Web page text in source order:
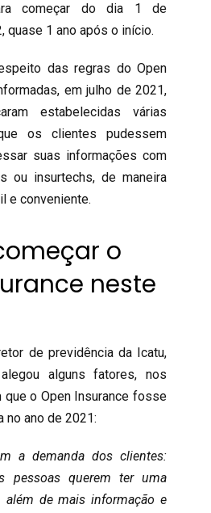
começar do dia 1 de
quase 1 ano após o início.
das regras do Open
em julho de 2021,
estabelecidas várias
os clientes pudessem
suas informações com
ou insurtechs, de maneira
e conveniente.
o
neste
de previdência da Icatu,
alguns fatores, nos
que o Open Insurance fosse
no ano de 2021:
a demanda dos clientes:
pessoas querem ter uma
além de mais informação e